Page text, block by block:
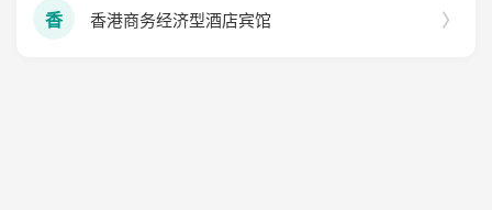
香 香港商务经济型酒店宾馆